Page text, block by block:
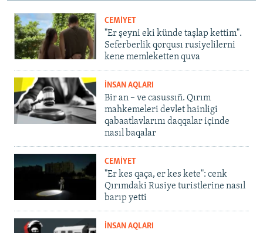
CEMİYET
"Er şeyni eki künde taşlap kettim".
Seferberlik qorqusı rusiyelilerni
kene memleketten quva
İNSAN AQLARI
Bir an – ve casussıñ. Qırım
mahkemeleri devlet hainligi
qabaatlavlarını daqqalar içinde
nasıl baqalar
CEMİYET
"Er kes qaça, er kes kete": cenk
Qırımdaki Rusiye turistlerine nasıl
barıp yetti
İNSAN AQLARI